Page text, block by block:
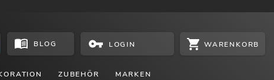
BLOG LOGIN WARENKORB
ZUBEHÖR MARKEN